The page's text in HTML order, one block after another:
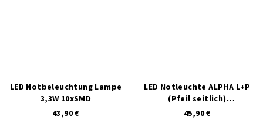
LED Notbeleuchtung Lampe
3,3W 10xSMD
43,90 €
LED Notleuchte ALPHA L+P
(Pfeil seitlich)
Pendelleuchte
45,90 €